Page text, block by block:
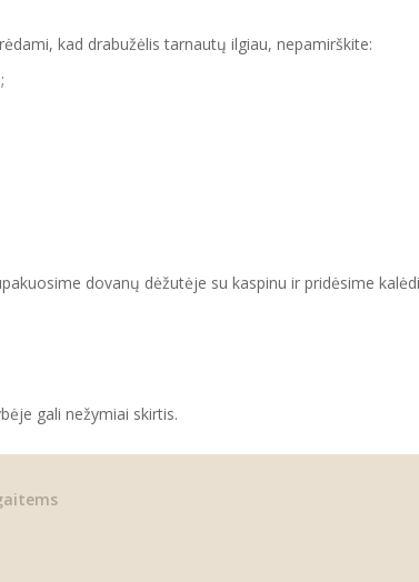
kad drabužėlis tarnautų ilgiau, nepamirškite:
dovanų dėžutėje su kaspinu ir pridėsime
gali nežymiai skirtis.